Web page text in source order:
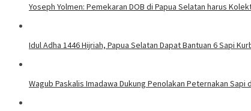
Yoseph Yolmen: Pemekaran DOB di Papua Selatan harus
Idul Adha 1446 Hijriah, Papua Selatan Dapat Bantuan 6 Sapi
Wagub Paskalis Imadawa Dukung Penolakan Peternakan Sapi